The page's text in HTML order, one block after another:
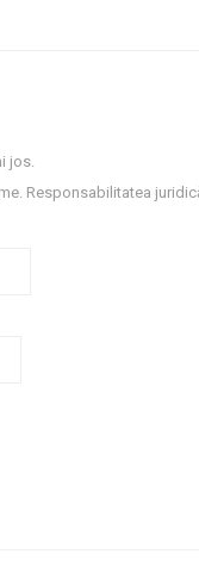
jos.
Responsabilitatea